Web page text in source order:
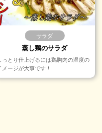
サラダ
蒸し鶏のサラダ
っとり仕上げるには鶏胸肉の温度の
メージが大事です！